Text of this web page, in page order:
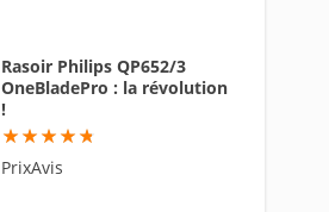
Rasoir Philips QP652/3
OneBladePro : la révolution
!
94.6
PrixAvis